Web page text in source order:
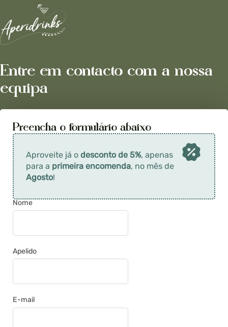
Entre em contacto com a nossa
equipa
Preencha o formulário abaixo
Aproveite já odesconto de 5%, apenas
para a primeira encomenda, no mês de
Agosto!
Nome
Apelido
E-mail
G
u
n